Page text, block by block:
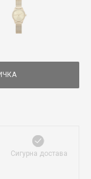
Сигурна достава